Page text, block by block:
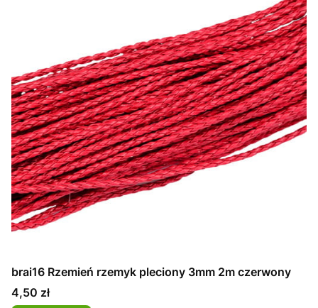
brai16 Rzemień rzemyk pleciony 3mm 2m czerwony
Cena
4,50 zł